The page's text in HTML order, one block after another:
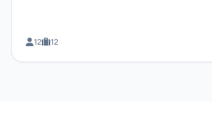
12 12